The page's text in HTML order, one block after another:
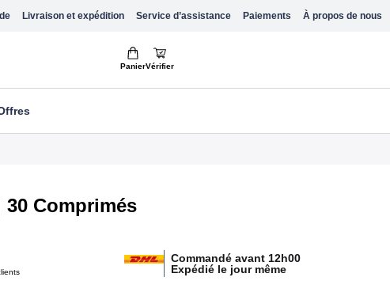
Livraison et expédition Service d’assistance Paiements À propos de nous
PanierVérifier
30 Comprimés
Commandé avant 12h00
Expédié le jour même